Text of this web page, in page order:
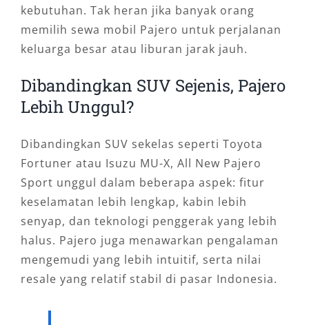
kebutuhan. Tak heran jika banyak orang
memilih sewa mobil Pajero untuk perjalanan
keluarga besar atau liburan jarak jauh.
Dibandingkan SUV Sejenis, Pajero
Lebih Unggul?
Dibandingkan SUV sekelas seperti Toyota
Fortuner atau Isuzu MU-X, All New Pajero
Sport unggul dalam beberapa aspek: fitur
keselamatan lebih lengkap, kabin lebih
senyap, dan teknologi penggerak yang lebih
halus. Pajero juga menawarkan pengalaman
mengemudi yang lebih intuitif, serta nilai
resale yang relatif stabil di pasar Indonesia.